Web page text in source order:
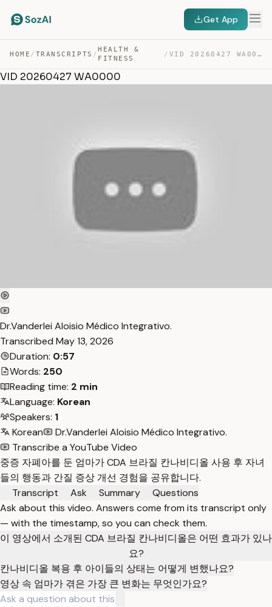
Get App
HOME / TRANSCRIPTS /
HEALTH &
FITNESS
/ VID 20260427 WA0000 — TRANSCRIPT
VID 20260427 WA0000
Dr.Vanderlei Aloisio Médico Integrativo.
Transcribed May 13, 2026
Duration: 0:57
Words: 250
Reading time: 2 min
Language: Korean
Speakers: 1
Korean
Dr.Vanderlei Aloisio Médico Integrativo.
Transcribe a YouTube Video
중증 자폐아를 둔 엄마가 CDA 브라질 칸나비디올 사용 후 자녀
들의 행동과 간질 증상 개선 경험을 공유합니다.
Transcript
Ask Summary
Questions
Ask about this video. Answers come from its transcript only
— with the timestamp, so you can check them.
이 영상에서 소개된 CDA 브라질 칸나비디올은 어떤 효과가 있나
요?
칸나비디올 복용 후 아이들의 상태는 어떻게 변했나요?
영상 속 엄마가 겪은 가장 큰 변화는 무엇인가요?